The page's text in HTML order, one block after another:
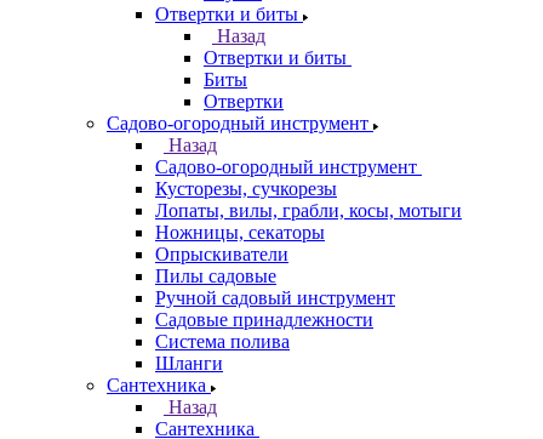
Отвертки и биты
Назад
Отвертки и биты
Биты
Отвертки
Садово-огородный инструмент
Назад
Садово-огородный инструмент
Кусторезы, сучкорезы
Лопаты, вилы, грабли, косы, мотыги
Ножницы, секаторы
Опрыскиватели
Пилы садовые
Ручной садовый инструмент
Садовые принадлежности
Система полива
Шланги
Сантехника
Назад
Сантехника